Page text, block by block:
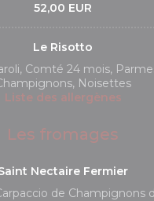
52,00 EUR
Le Risotto
Comté 24 mois,
Noisettes
Liste des allergènes
Les fromages
Nectaire Fermier
de Champignons